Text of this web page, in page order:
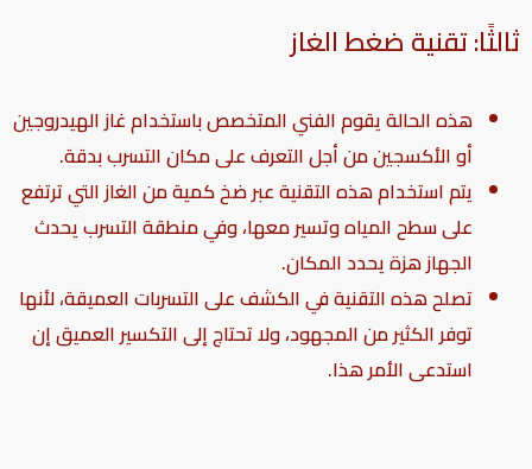
ثالثًا: تقنية ضغط الغاز
هذه الحالة يقوم الفني المتخصص باستخدام غاز الهيدروجين
أو الأكسجين من أجل التعرف على مكان التسرب بدقة.
يتم استخدام هذه التقنية عبر ضخ كمية من الغاز التي ترتفع
على سطح المياه وتسير معها، وفي منطقة التسرب يحدث
الجهاز هزة يحدد المكان.
تصلح هذه التقنية في الكشف على التسربات العميقة، لأنها
توفر الكثير من المجهود، ولا تحتاج إلى التكسير العميق إن
استدعى الأمر هذا.